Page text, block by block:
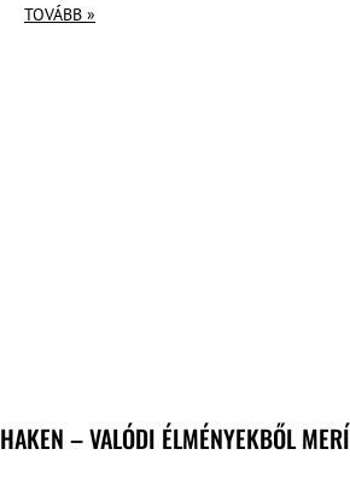
TOVÁBB »
HAKEN – VALÓDI ÉLMÉNYEKBŐL